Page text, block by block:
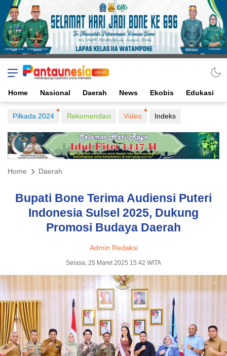
Home Nasional Daerah News Ekobis Edukasi
Pilkada 2024 Rekomendasi Video Indeks
Home Daerah
Bupati Bone Terima Audiensi Puteri
Indonesia Sulsel 2025, Dukung
Promosi Budaya Daerah
Admin Redaksi
Selasa, 25 Maret 2025 15:42 WITA